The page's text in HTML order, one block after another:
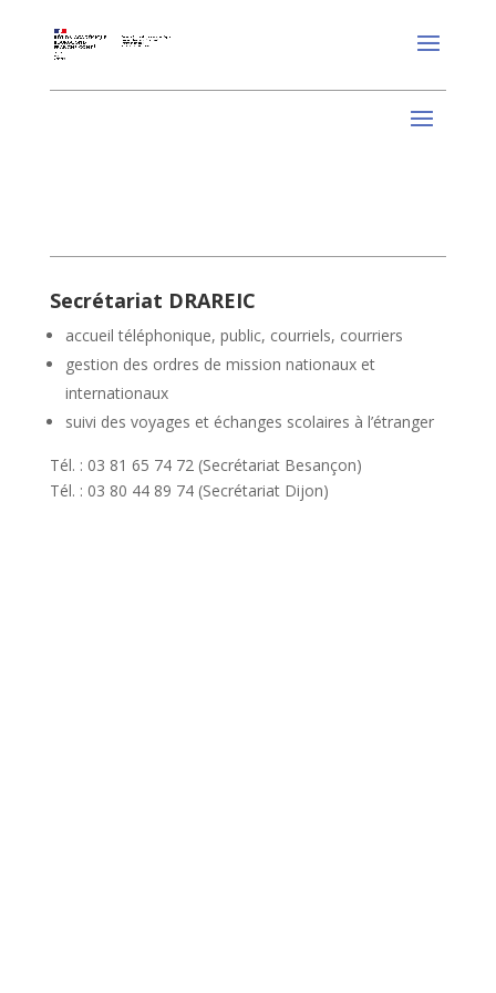
Secrétariat DRAREIC
accueil téléphonique, public, courriels, courriers
gestion des ordres de mission nationaux et
internationaux
suivi des voyages et échanges scolaires à l’étranger
Tél. : 03 81 65 74 72 (Secrétariat Besançon)
Tél. : 03 80 44 89 74 (Secrétariat Dijon)